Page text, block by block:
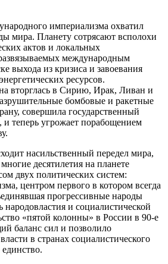
империализма охватил
мира. Планету сотрясают всполохи
актов и локальных
международным
выхода из кризиса и завоевания
ресурсов.
вторглась в Сирию, Ирак, Ливан и
бомбовые и ракетные
совершила государственный
и теперь угрожает порабощением
насильственный передел мира,
десятилетия на планете
двух политических систем:
центром первого в котором всегда
прогрессивные народы
и социалистической
«пятой колонны» в России в 90-е
баланс сил и позволило
в странах социалистического